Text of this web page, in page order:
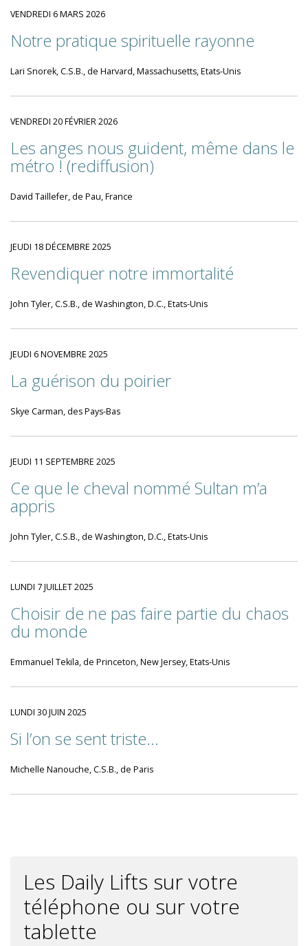
VENDREDI 6 MARS 2026
Notre pratique spirituelle rayonne
Lari Snorek, C.S.B., de Harvard, Massachusetts, Etats-Unis
VENDREDI 20 FÉVRIER 2026
Les anges nous guident, même dans le
métro ! (rediffusion)
David Taillefer, de Pau, France
JEUDI 18 DÉCEMBRE 2025
Revendiquer notre immortalité
John Tyler, C.S.B., de Washington, D.C., Etats-Unis
JEUDI 6 NOVEMBRE 2025
La guérison du poirier
Skye Carman, des Pays-Bas
JEUDI 11 SEPTEMBRE 2025
Ce que le cheval nommé Sultan m’a
appris
John Tyler, C.S.B., de Washington, D.C., Etats-Unis
LUNDI 7 JUILLET 2025
Choisir de ne pas faire partie du chaos
du monde
Emmanuel Tekila, de Princeton, New Jersey, Etats-Unis
LUNDI 30 JUIN 2025
Si l’on se sent triste...
Michelle Nanouche, C.S.B., de Paris
Les Daily Lifts sur votre
téléphone ou sur votre
tablette